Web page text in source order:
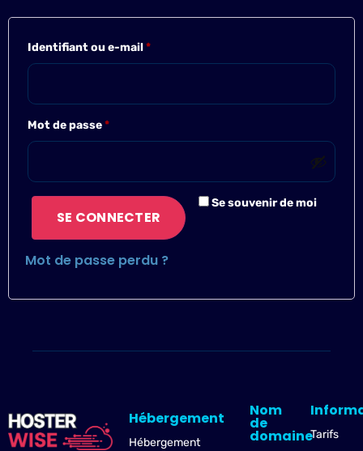
Identifiant ou e-mail*
Mot de passe*
Se souvenir de moi
SE CONNECTER
Mot de passe perdu ?
Hébergement
Hébergement
Nom
de
domaineTarifs